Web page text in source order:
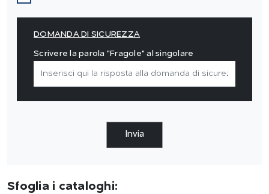
DOMANDA DI SICUREZZA
Scrivere la parola "Fragole" al singolare
Invia
Sfoglia i cataloghi: